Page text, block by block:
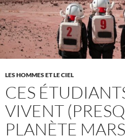
LES HOMMES ET LE CIEL
CES
VIVENT
PLANÈTE MARS